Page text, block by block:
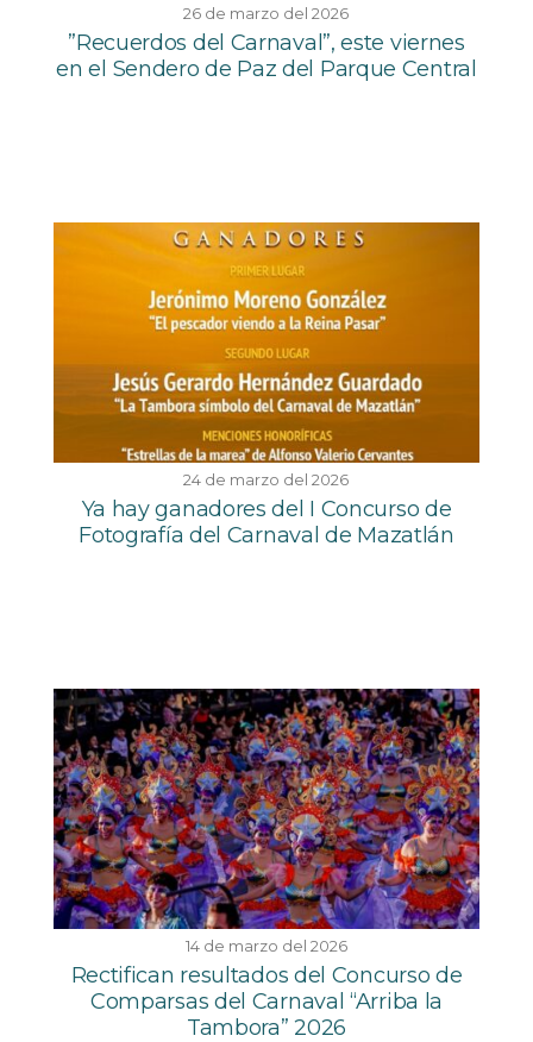
26 de marzo del 2026
”Recuerdos del Carnaval”, este viernes
en el Sendero de Paz del Parque Central
24 de marzo del 2026
Ya hay ganadores del I Concurso de
Fotografía del Carnaval de Mazatlán
14 de marzo del 2026
Rectifican resultados del Concurso de
Comparsas del Carnaval “Arriba la
Tambora” 2026